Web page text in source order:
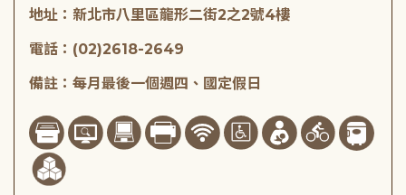
地址：新北市八里區龍形二街2之2號4樓
電話：(02)2618-2649
備註：每月最後一個週四、國定假日